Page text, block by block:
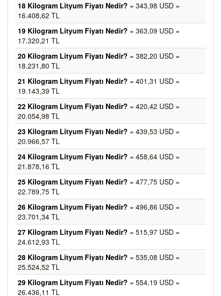
18 Kilogram Lityum Fiyatı Nedir? = 343,98 USD =
16.408,62 TL
19 Kilogram Lityum Fiyatı Nedir? = 363,09 USD =
17.320,21 TL
20 Kilogram Lityum Fiyatı Nedir? = 382,20 USD =
18.231,80 TL
21 Kilogram Lityum Fiyatı Nedir? = 401,31 USD =
19.143,39 TL
22 Kilogram Lityum Fiyatı Nedir? = 420,42 USD =
20.054,98 TL
23 Kilogram Lityum Fiyatı Nedir? = 439,53 USD =
20.966,57 TL
24 Kilogram Lityum Fiyatı Nedir? = 458,64 USD =
21.878,16 TL
25 Kilogram Lityum Fiyatı Nedir? = 477,75 USD =
22.789,75 TL
26 Kilogram Lityum Fiyatı Nedir? = 496,86 USD =
23.701,34 TL
27 Kilogram Lityum Fiyatı Nedir? = 515,97 USD =
24.612,93 TL
28 Kilogram Lityum Fiyatı Nedir? = 535,08 USD =
25.524,52 TL
29 Kilogram Lityum Fiyatı Nedir? = 554,19 USD =
26.436,11 TL